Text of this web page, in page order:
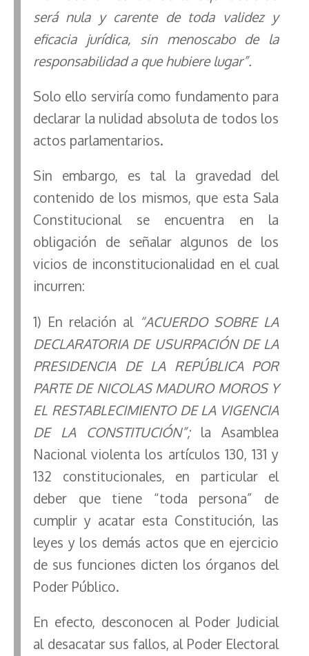
será nula y carente de toda validez y
eficacia jurídica, sin menoscabo de la
responsabilidad a que hubiere lugar”.
Solo ello serviría como fundamento para
declarar la nulidad absoluta de todos los
actos parlamentarios.
Sin embargo, es tal la gravedad del
contenido de los mismos, que esta Sala
Constitucional se encuentra en la
obligación de señalar algunos de los
vicios de inconstitucionalidad en el cual
incurren:
1) En relación al “ACUERDO SOBRE LA
DECLARATORIA DE USURPACIÓN DE LA
PRESIDENCIA DE LA REPÚBLICA POR
PARTE DE NICOLAS MADURO MOROS Y
EL RESTABLECIMIENTO DE LA VIGENCIA
DE LA CONSTITUCIÓN”; la Asamblea
Nacional violenta los artículos 130, 131 y
132 constitucionales, en particular el
deber que tiene “toda persona” de
cumplir y acatar esta Constitución, las
leyes y los demás actos que en ejercicio
de sus funciones dicten los órganos del
Poder Público.
En efecto, desconocen al Poder Judicial
al desacatar sus fallos, al Poder Electoral